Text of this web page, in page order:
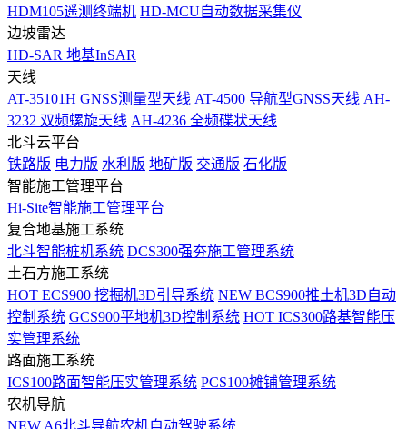
HDM105遥测终端机 HD-MCU自动数据采集仪
边坡雷达
HD-SAR 地基InSAR
天线
AT-35101H GNSS测量型天线 AT-4500 导航型GNSS天线 AH-
3232 双频螺旋天线 AH-4236 全频碟状天线
北斗云平台
铁路版 电力版 水利版 地矿版 交通版 石化版
智能施工管理平台
Hi-Site智能施工管理平台
复合地基施工系统
北斗智能桩机系统 DCS300强夯施工管理系统
土石方施工系统
HOT ECS900 挖掘机3D引导系统 NEW BCS900推土机3D自动
控制系统 GCS900平地机3D控制系统 HOT ICS300路基智能压
实管理系统
路面施工系统
ICS100路面智能压实管理系统 PCS100摊铺管理系统
农机导航
NEW A6北斗导航农机自动驾驶系统